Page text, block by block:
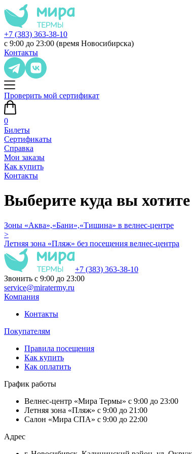
+7 (383) 363-38-10
с 9:00 до 23:00 (время Новосибирска)
Контакты
Проверить мой сертификат
0
Билеты
Сертификаты
Справка
Мои заказы
Как купить
Контакты
Выберите куда вы
Зоны «Аква»,«Бани»,«Тишина» в велнес-центре
>
Летняя зона «Пляж» без посещения велнес-центра
+7 (383) 363-38-10
Звонить с 9:00 до 23:00
service@miratermy.ru
Компания
Контакты
Покупателям
Правила посещения
Как купить
Как оплатить
График работы
Велнес-центр «Мира Термы» с 9:00 до 23:00
Летняя зона «Пляж» с 9:00 до 21:00
Салон «Мира СПА» с 9:00 до 22:00
Адрес